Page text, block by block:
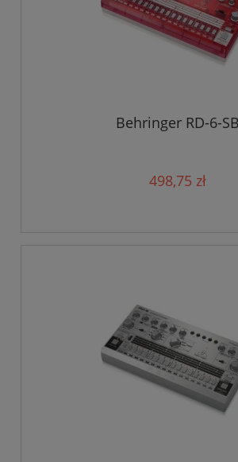
Behringer RD-6-SB
498,75 zł